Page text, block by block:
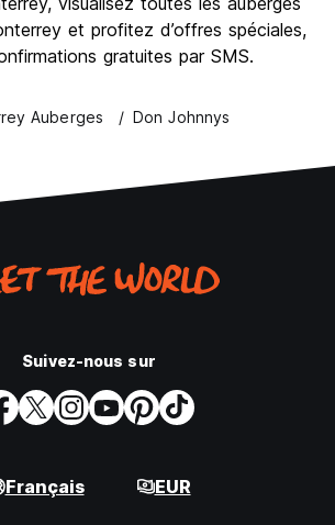
EXCEPTION. (Auto-translated from7.0
et profitez d’offres spéciales,
gratuites par SMS.
Auberges Don Johnnys
Suivez-nous sur
Français EUR